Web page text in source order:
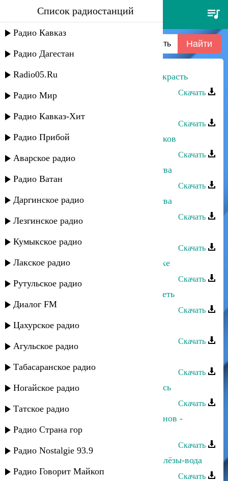
хасбулат рахманов - я хочу
тебя украсть
Список радиостанций
Радио Кавказ
Радио Дагестан
Radio05.Ru
Радио Мир
Радио Кавказ-Хит
Радио Прибой
Аварское радио
Радио Ватан
Даргинское радио
Лезгинское радио
Кумыкское радио
Лакское радио
Рутульское радио
Диалог FM
Цахурское радио
Агульское радио
Табасаранское радио
Ногайское радио
Татское радио
Радио Страна гор
Радио Nostalgie 93.9
Радио Говорит Майкоп
Хасбулат Рахманов - Я хочу тебя украсть
Скачать
Скачать
Хасбулат Рахманов - Город из облаков
Скачать
Хасбулат Рахманов - Любовь детства
Скачать
Хасбулат Рахманов - Любовь детства
Скачать
Скачать
Хасбулат Рахманов - Птица в клетке
Скачать
Алим Магомедов - Хочу тебя увидеть
Скачать
Хасбулат Рахманов - Любимая
Скачать
Скачать
Хасбулат Рахманов - Прощу вернись
Скачать
Хасбулат Рахманов и Тимур Рахманов -
Счастье не в деньгах
Скачать
Хасбулат Рахманов - Время-река, слёзы-вода
Скачать